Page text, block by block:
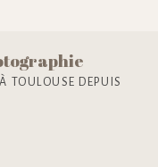
TOULOUSE DEPUIS